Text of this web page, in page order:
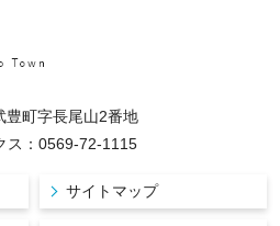
町字長尾山2番地
：0569-72-1115
サイトマップ